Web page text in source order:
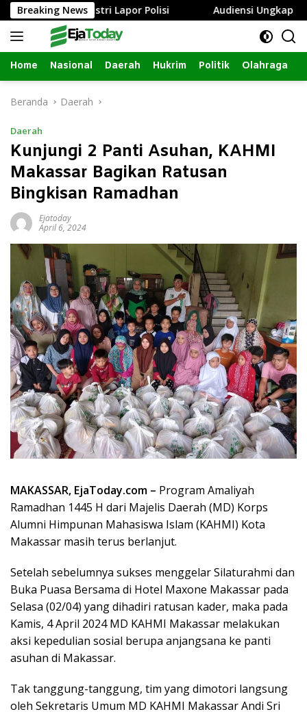
Langsung
ke
konten
Breaking News
Istri Lapor Polisi Audiensi Ungkap Izin
Home Nasional Daerah Hukrim Politik Olahraga
Beranda Daerah
Daerah
Kunjungi 2 Panti Asuhan, KAHMI
Makassar Bagikan Ratusan
Bingkisan Ramadhan
Ejatoday
April 6, 2024
MAKASSAR, EjaToday.com – Program Amaliyah
Ramadhan 1445 H dari Majelis Daerah (MD) Korps
Alumni Himpunan Mahasiswa Islam (KAHMI) Kota
Makassar masih terus berlanjut.
Setelah sebelumnya sukses menggelar Silaturahmi dan
Buka Puasa Bersama di Hotel Maxone Makassar pada
Selasa (02/04) yang dihadiri ratusan kader, maka pada
Kamis, 4 April 2024 MD KAHMI Makassar melakukan
aksi kepedulian sosial berupa anjangsana ke panti
asuhan di Makassar.
Tak tanggung-tanggung, tim yang dimotori langsung
oleh Sekretaris Umum MD KAHMI Makassar Andi Sri